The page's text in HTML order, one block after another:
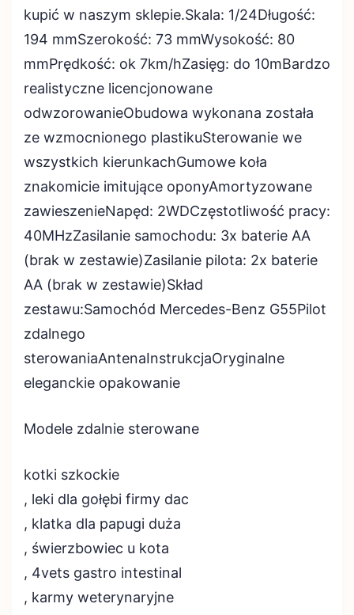
kupić w naszym sklepie.Skala: 1/24Długość:
194 mmSzerokość: 73 mmWysokość: 80
mmPrędkość: ok 7km/hZasięg: do 10mBardzo
realistyczne licencjonowane
odwzorowanieObudowa wykonana została
ze wzmocnionego plastikuSterowanie we
wszystkich kierunkachGumowe koła
znakomicie imitujące oponyAmortyzowane
zawieszenieNapęd: 2WDCzęstotliwość pracy:
40MHzZasilanie samochodu: 3x baterie AA
(brak w zestawie)Zasilanie pilota: 2x baterie
AA (brak w zestawie)Skład
zestawu:Samochód Mercedes-Benz G55Pilot
zdalnego
sterowaniaAntenaInstrukcjaOryginalne
eleganckie opakowanie
Modele zdalnie sterowane
kotki szkockie
, leki dla gołębi firmy dac
, klatka dla papugi duża
, świerzbowiec u kota
, 4vets gastro intestinal
, karmy weterynaryjne